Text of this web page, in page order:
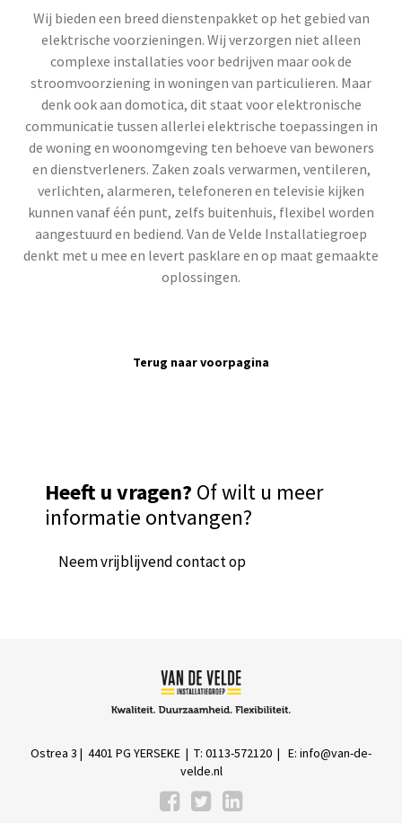
Wij bieden een breed dienstenpakket op het gebied van
elektrische voorzieningen. Wij verzorgen niet alleen
complexe installaties voor bedrijven maar ook de
stroomvoorziening in woningen van particulieren. Maar
denk ook aan domotica, dit staat voor elektronische
communicatie tussen allerlei elektrische toepassingen in
de woning en woonomgeving ten behoeve van bewoners
en dienstverleners. Zaken zoals verwarmen, ventileren,
verlichten, alarmeren, telefoneren en televisie kijken
kunnen vanaf één punt, zelfs buitenhuis, flexibel worden
aangestuurd en bediend. Van de Velde Installatiegroep
denkt met u mee en levert pasklare en op maat gemaakte
oplossingen.
Terug naar voorpagina
Heeft u vragen? Of wilt u meer
informatie ontvangen?
Neem vrijblijvend contact op
Ostrea 3 | 4401 PG YERSEKE | T: 0113-572120 | E: info@van-de-
velde.nl